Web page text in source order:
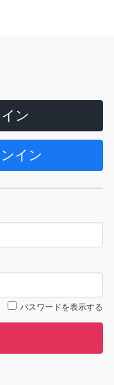
ン
イン
パスワードを表示する